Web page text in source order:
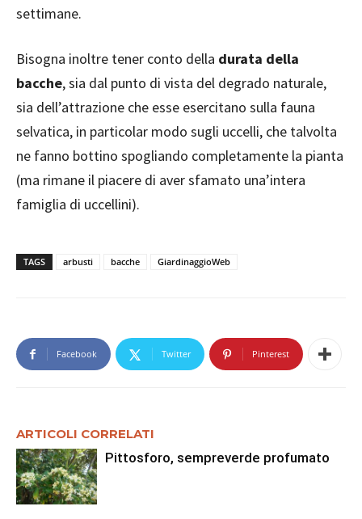
settimane.
Bisogna inoltre tener conto della durata della
bacche, sia dal punto di vista del degrado naturale,
sia dell’attrazione che esse esercitano sulla fauna
selvatica, in particolar modo sugli uccelli, che talvolta
ne fanno bottino spogliando completamente la pianta
(ma rimane il piacere di aver sfamato una’intera
famiglia di uccellini).
TAGS arbusti bacche GiardinaggioWeb
Facebook Twitter Pinterest
ARTICOLI CORRELATI
Pittosforo, sempreverde profumato